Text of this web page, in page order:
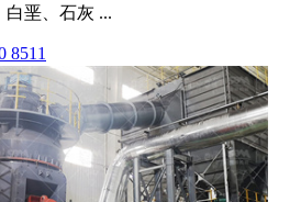
垩、石灰 ...
8511